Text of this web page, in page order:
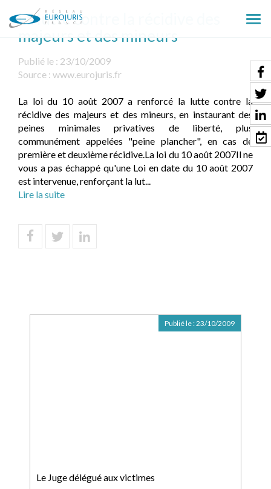
le
La lutte contre la récidive des
majeurs et des mineurs
Publié le : 23/10/2009
Source : www.eurojuris.fr
La loi du 10 août 2007 a renforcé la lutte contre la
récidive des majeurs et des mineurs, en instaurant des
peines minimales privatives de liberté, plus
communément appelées "peine plancher", en cas de
première et deuxième récidive.La loi du 10 août 2007Il ne
vous a pas échappé qu'une Loi en date du 10 août 2007
est intervenue, renforçant la lut...
Lire la suite
Le Juge délégué aux victimes
Publié le :23/10/2009